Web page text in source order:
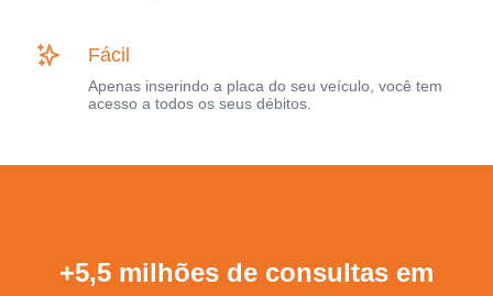
Fácil
Apenas inserindo a placa do seu veículo, você tem
acesso a todos os seus débitos.
+5,5 milhões de consultas em